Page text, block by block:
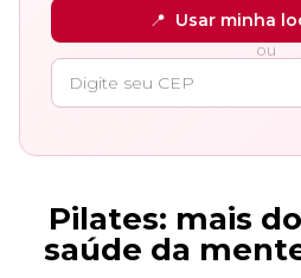
📍 Usar minha
ou
Pilates: mais
saúde da